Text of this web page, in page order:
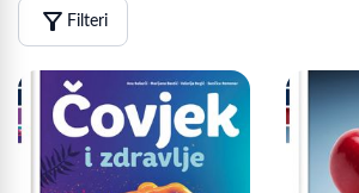
filter_alt Filteri